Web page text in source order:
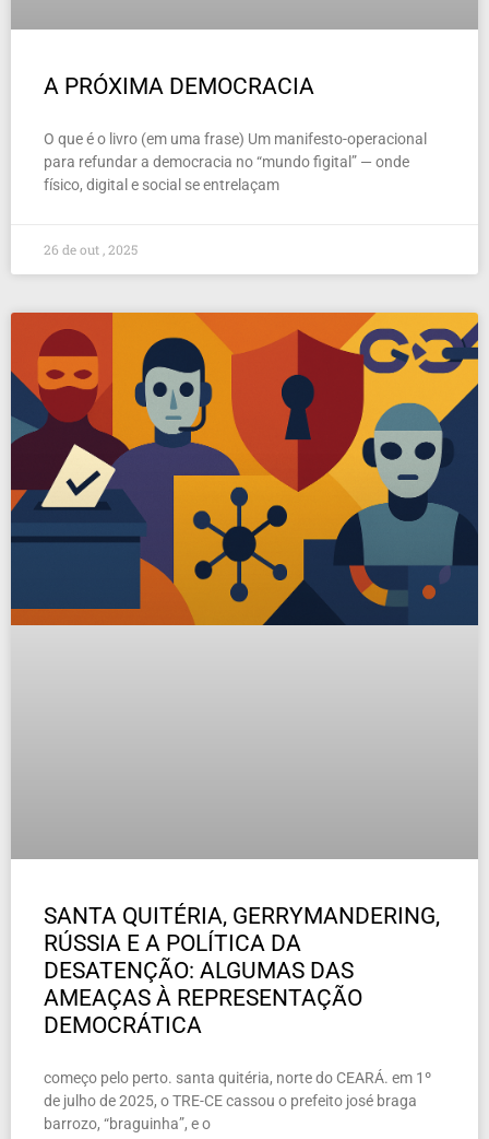
A PRÓXIMA DEMOCRACIA
O que é o livro (em uma frase) Um manifesto-operacional
para refundar a democracia no “mundo figital” — onde
físico, digital e social se entrelaçam
26 de out , 2025
SANTA QUITÉRIA, GERRYMANDERING,
RÚSSIA E A POLÍTICA DA
DESATENÇÃO: ALGUMAS DAS
AMEAÇAS À REPRESENTAÇÃO
DEMOCRÁTICA
começo pelo perto. santa quitéria, norte do CEARÁ. em 1º
de julho de 2025, o TRE-CE cassou o prefeito josé braga
barrozo, “braguinha”, e o